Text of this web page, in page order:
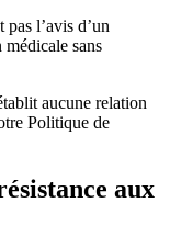
l’avis d’un
médicale sans
aucune relation
Politique de
aux